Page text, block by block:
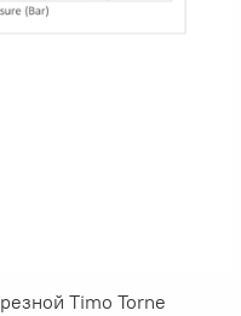
Timo Torne